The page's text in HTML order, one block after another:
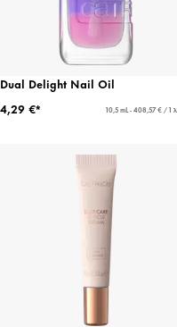
Dual Delight Nail Oil
4,29 €*
10,5 mL - 408,57 € / 1